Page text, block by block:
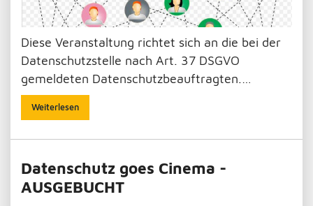
Diese Veranstaltung richtet sich an die bei der
Datenschutzstelle nach Art. 37 DSGVO
gemeldeten Datenschutzbeauftragten.…
Weiterlesen
Datenschutz goes Cinema -
AUSGEBUCHT